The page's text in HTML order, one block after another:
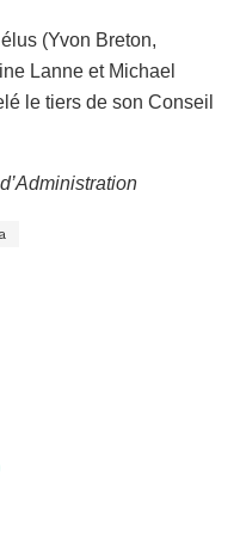
(Yvon Breton,
Lanne et Michael
le tiers de son Conseil